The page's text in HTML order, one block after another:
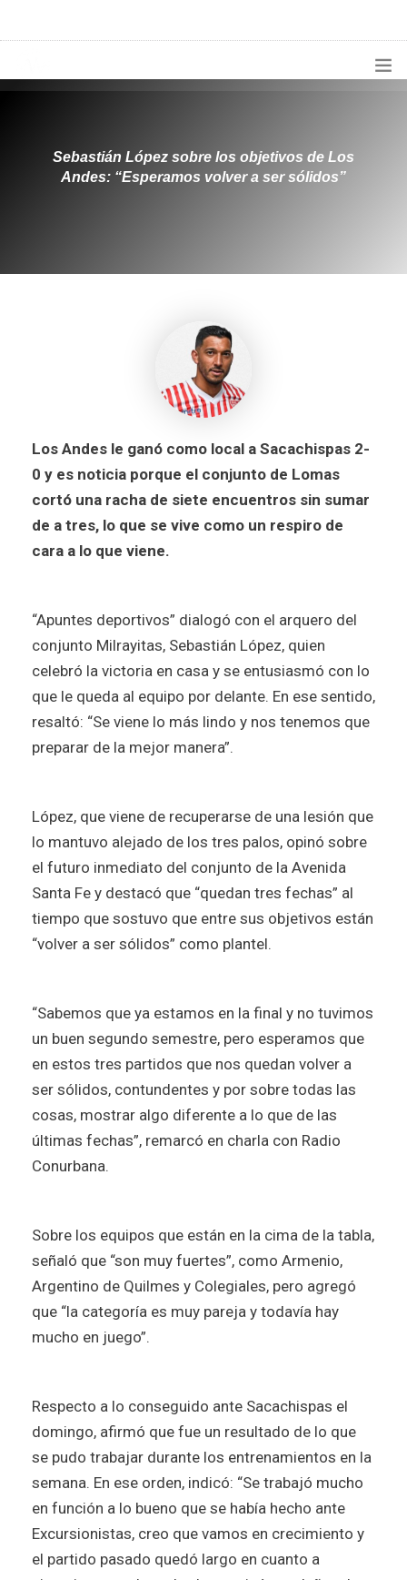
¿QUIÉNES SOMOS?
Sebastián López sobre los objetivos de Los
Andes: “Esperamos volver a ser sólidos”
Los Andes le ganó como local a Sacachispas 2-
0 y es noticia porque el conjunto de Lomas
cortó una racha de siete encuentros sin sumar
de a tres, lo que se vive como un respiro de
cara a lo que viene.
“Apuntes deportivos” dialogó con el arquero del
conjunto Milrayitas, Sebastián López, quien
celebró la victoria en casa y se entusiasmó con lo
que le queda al equipo por delante. En ese sentido,
resaltó: “Se viene lo más lindo y nos tenemos que
preparar de la mejor manera”.
López, que viene de recuperarse de una lesión que
lo mantuvo alejado de los tres palos, opinó sobre
el futuro inmediato del conjunto de la Avenida
Santa Fe y destacó que “quedan tres fechas” al
tiempo que sostuvo que entre sus objetivos están
“volver a ser sólidos” como plantel.
“Sabemos que ya estamos en la final y no tuvimos
un buen segundo semestre, pero esperamos que
en estos tres partidos que nos quedan volver a
ser sólidos, contundentes y por sobre todas las
cosas, mostrar algo diferente a lo que de las
últimas fechas”, remarcó en charla con Radio
Conurbana.
Sobre los equipos que están en la cima de la tabla,
señaló que “son muy fuertes”, como Armenio,
Argentino de Quilmes y Colegiales, pero agregó
que “la categoría es muy pareja y todavía hay
mucho en juego”.
Respecto a lo conseguido ante Sacachispas el
domingo, afirmó que fue un resultado de lo que
se pudo trabajar durante los entrenamientos en la
semana. En ese orden, indicó: “Se trabajó mucho
en función a lo bueno que se había hecho ante
Excursionistas, creo que vamos en crecimiento y
el partido pasado quedó largo en cuanto a